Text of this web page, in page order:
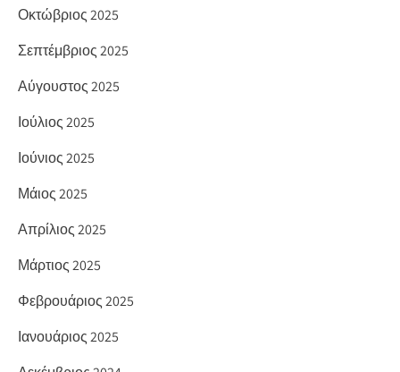
Οκτώβριος 2025
Σεπτέμβριος 2025
Αύγουστος 2025
Ιούλιος 2025
Ιούνιος 2025
Μάιος 2025
Απρίλιος 2025
Μάρτιος 2025
Φεβρουάριος 2025
Ιανουάριος 2025